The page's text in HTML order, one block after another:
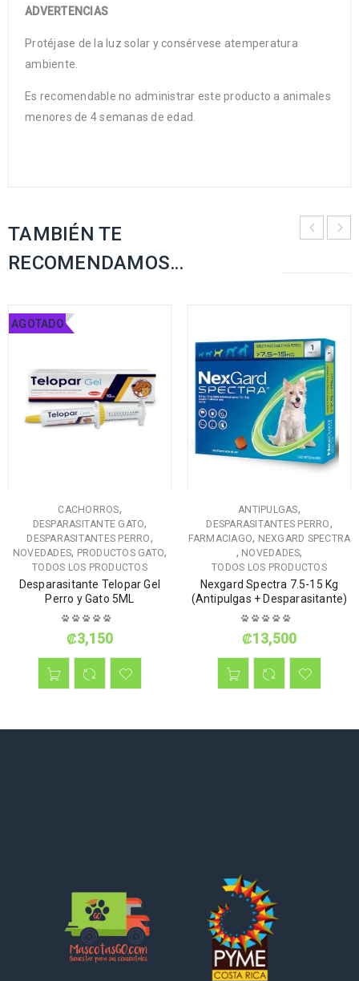
ADVERTENCIAS
Protéjase de la luz solar y consérvese atemperatura
ambiente.
Es recomendable no administrar este producto a animales
menores de 4 semanas de edad.
TAMBIÉN TE
RECOMENDAMOS…
AGOTADO
CACHORROS,
DESPARASITANTE GATO,
DESPARASITANTES PERRO,
NOVEDADES, PRODUCTOS GATO,
TODOS LOS PRODUCTOS
Desparasitante Telopar Gel
Perro y Gato 5ML
₡3,150
ANTIPULGAS,
DESPARASITANTES PERRO,
FARMACIAGO, NEXGARD SPECTRA
, NOVEDADES,
TODOS LOS PRODUCTOS
Nexgard Spectra 7.5-15 Kg
(Antipulgas + Desparasitante)
₡13,500